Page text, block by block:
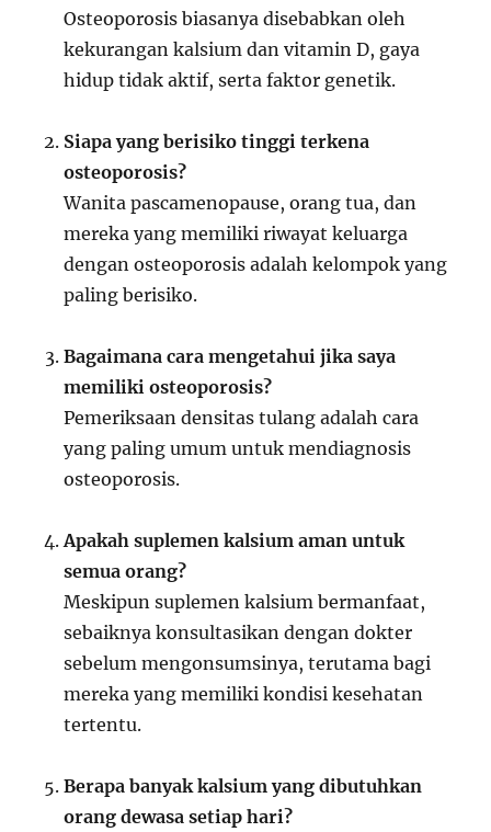
Osteoporosis biasanya disebabkan oleh
kekurangan kalsium dan vitamin D, gaya
hidup tidak aktif, serta faktor genetik.
Siapa yang berisiko tinggi terkena
osteoporosis?
Wanita pascamenopause, orang tua, dan
mereka yang memiliki riwayat keluarga
dengan osteoporosis adalah kelompok yang
paling berisiko.
Bagaimana cara mengetahui jika saya
memiliki osteoporosis?
Pemeriksaan densitas tulang adalah cara
yang paling umum untuk mendiagnosis
osteoporosis.
Apakah suplemen kalsium aman untuk
semua orang?
Meskipun suplemen kalsium bermanfaat,
sebaiknya konsultasikan dengan dokter
sebelum mengonsumsinya, terutama bagi
mereka yang memiliki kondisi kesehatan
tertentu.
Berapa banyak kalsium yang dibutuhkan
orang dewasa setiap hari?